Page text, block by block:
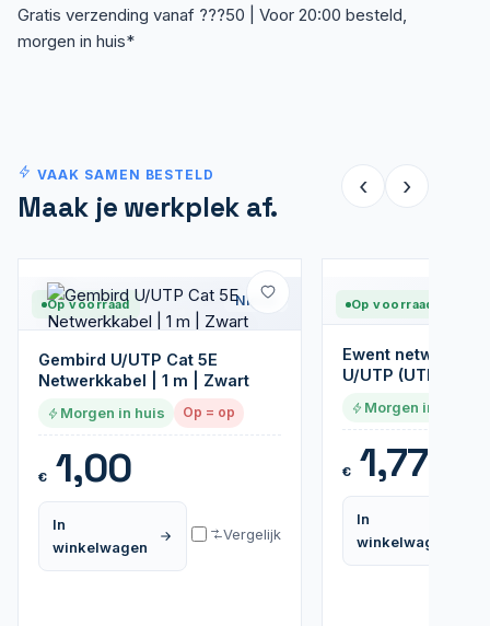
Gratis verzending vanaf ???50 | Voor 20:00 besteld,
morgen in huis*
VAAK SAMEN BESTELD
Maak je werkplek af.
‹ ›
Op voorraad Nieuw
Gembird U/UTP Cat 5E
Netwerkkabel | 1 m | Zwart
Morgen in huis Op = op
€1,00
In
winkelwagen
Vergelijk
Op voorraad
Ewent
U/UTP (UTP) | 3
Morgen in huis
€1,77
In
winkelwagen